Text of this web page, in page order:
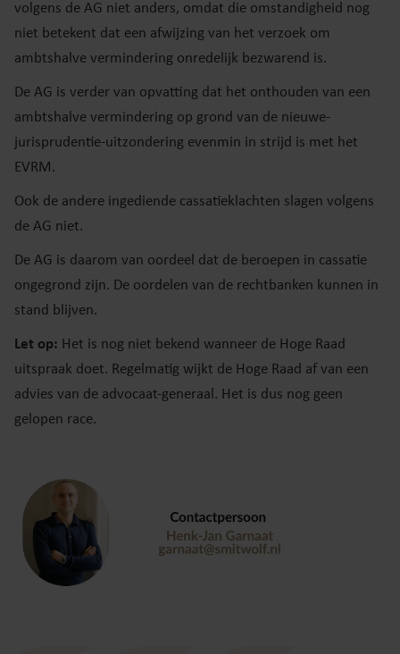
volgens de AG niet anders, omdat die omstandigheid nog
niet betekent dat een afwijzing van het verzoek om
ambtshalve vermindering onredelijk bezwarend is.
De AG is verder van opvatting dat het onthouden van een
ambtshalve vermindering op grond van de nieuwe-
jurisprudentie-uitzondering evenmin in strijd is met het
EVRM.
Ook de andere ingediende cassatieklachten slagen volgens
de AG niet.
De AG is daarom van oordeel dat de beroepen in cassatie
ongegrond zijn. De oordelen van de rechtbanken kunnen in
stand blijven.
Let op: Het is nog niet bekend wanneer de Hoge Raad
uitspraak doet. Regelmatig wijkt de Hoge Raad af van een
advies van de advocaat-generaal. Het is dus nog geen
gelopen race.